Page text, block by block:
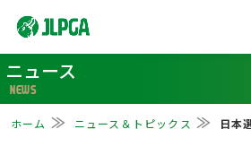
ニュース
NEWS
ホーム ニュース＆トピックス 日本